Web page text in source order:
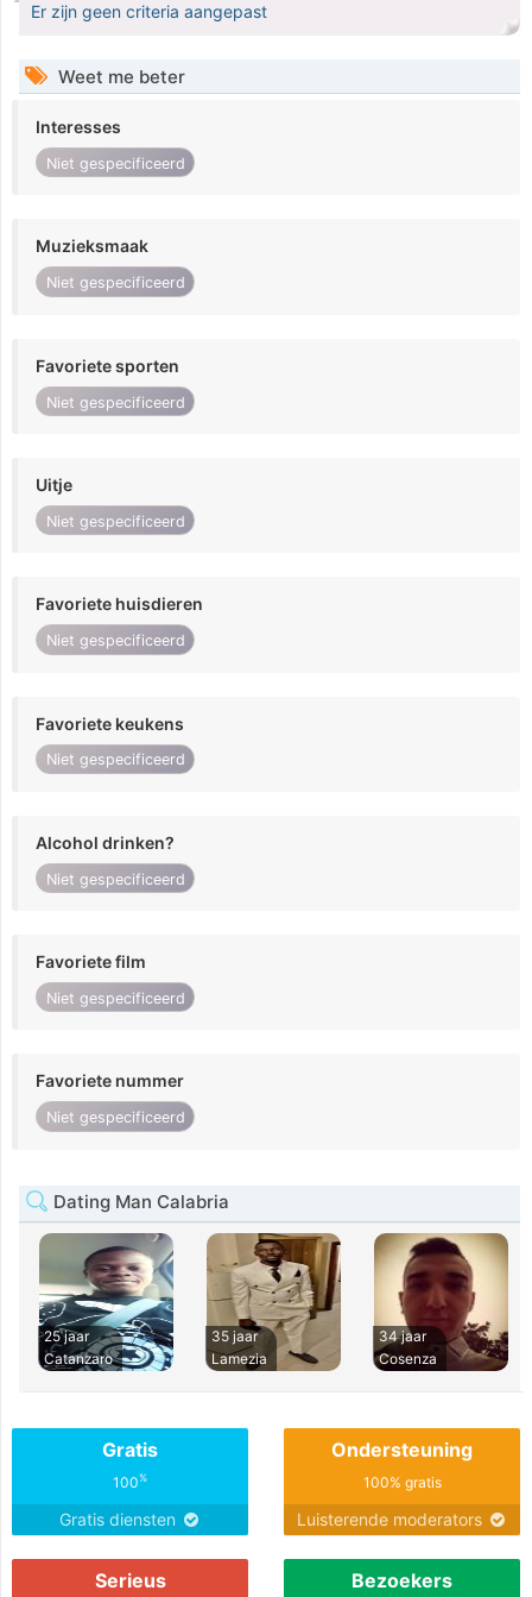
Er zijn geen criteria aangepast
Weet me beter
Interesses
Niet gespecificeerd
Muzieksmaak
Niet gespecificeerd
Favoriete sporten
Niet gespecificeerd
Uitje
Niet gespecificeerd
Favoriete huisdieren
Niet gespecificeerd
Favoriete keukens
Niet gespecificeerd
Alcohol drinken?
Niet gespecificeerd
Favoriete film
Niet gespecificeerd
Favoriete nummer
Niet gespecificeerd
Dating Man Calabria
25 jaar
Catanzaro
35 jaar
Lamezia
34 jaar
Cosenza
Gratis
100%
Gratis diensten
Ondersteuning
100% gratis
Luisterende moderators
Serieus Bezoekers